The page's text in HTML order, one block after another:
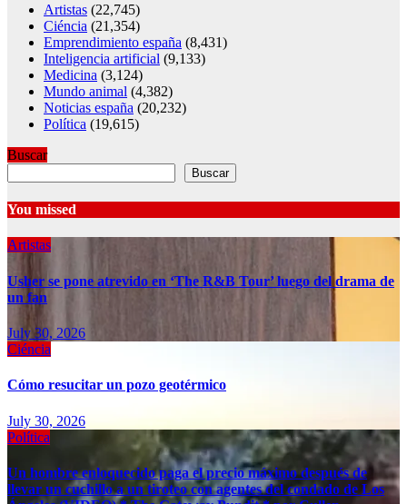
Artistas (22,745)
Ciéncia (21,354)
Emprendimiento españa (8,431)
Inteligencia artificial (9,133)
Medicina (3,124)
Mundo animal (4,382)
Noticias españa (20,232)
Política (19,615)
Buscar
Buscar
You missed
Artistas
Usher se pone atrevido en ‘The R&B Tour’ luego del drama de
un fan
July 30, 2026
Ciéncia
Cómo resucitar un pozo geotérmico
July 30, 2026
Política
Un hombre enloquecido paga el precio máximo después de
llevar un cuchillo a un tiroteo con agentes del condado de Los